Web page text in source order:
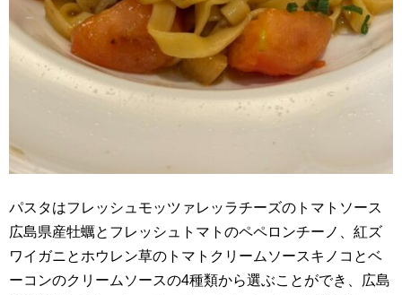
パスタはフレッシュモッツァレッラチーズのトマトソース
広島県産牡蠣とフレッシュトマトのペペロンチーノ、紅ズ
ワイガニとホウレン草のトマトクリームソースキノコとベ
ーコンのクリームソースの4種類から選ぶことができ、広島